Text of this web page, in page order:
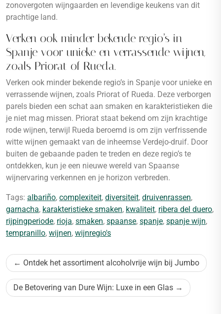
zonovergoten wijngaarden en levendige keukens van dit
prachtige land.
Verken ook minder bekende regio’s in
Spanje voor unieke en verrassende wijnen,
zoals Priorat of Rueda.
Verken ook minder bekende regio’s in Spanje voor unieke en
verrassende wijnen, zoals Priorat of Rueda. Deze verborgen
parels bieden een schat aan smaken en karakteristieken die
je niet mag missen. Priorat staat bekend om zijn krachtige
rode wijnen, terwijl Rueda beroemd is om zijn verfrissende
witte wijnen gemaakt van de inheemse Verdejo-druif. Door
buiten de gebaande paden te treden en deze regio’s te
ontdekken, kun je een nieuwe wereld van Spaanse
wijnervaring verkennen en je horizon verbreden.
Tags: albariño, complexiteit, diversiteit, druivenrassen,
garnacha, karakteristieke smaken, kwaliteit, ribera del duero,
rijpingperiode, rioja, smaken, spaanse, spanje, spanje wijn,
tempranillo, wijnen, wijnregio's
Bericht
navigatie
Ontdek het assortiment alcoholvrije wijn bij Jumbo
De Betovering van Dure Wijn: Luxe in een Glas